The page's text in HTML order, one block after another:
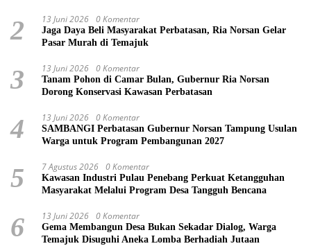
2 13 Juni 2026 0 Komentar
Jaga Daya Beli Masyarakat Perbatasan, Ria Norsan Gelar
Pasar Murah di Temajuk
3 13 Juni 2026 0 Komentar
Tanam Pohon di Camar Bulan, Gubernur Ria Norsan
Dorong Konservasi Kawasan Perbatasan
4 13 Juni 2026 0 Komentar
SAMBANGI Perbatasan Gubernur Norsan Tampung Usulan
Warga untuk Program Pembangunan 2027
5 7 Agustus 2026 0 Komentar
Kawasan Industri Pulau Penebang Perkuat Ketangguhan
Masyarakat Melalui Program Desa Tangguh Bencana
6 13 Juni 2026 0 Komentar
Gema Membangun Desa Bukan Sekadar Dialog, Warga
Temajuk Disuguhi Aneka Lomba Berhadiah Jutaan